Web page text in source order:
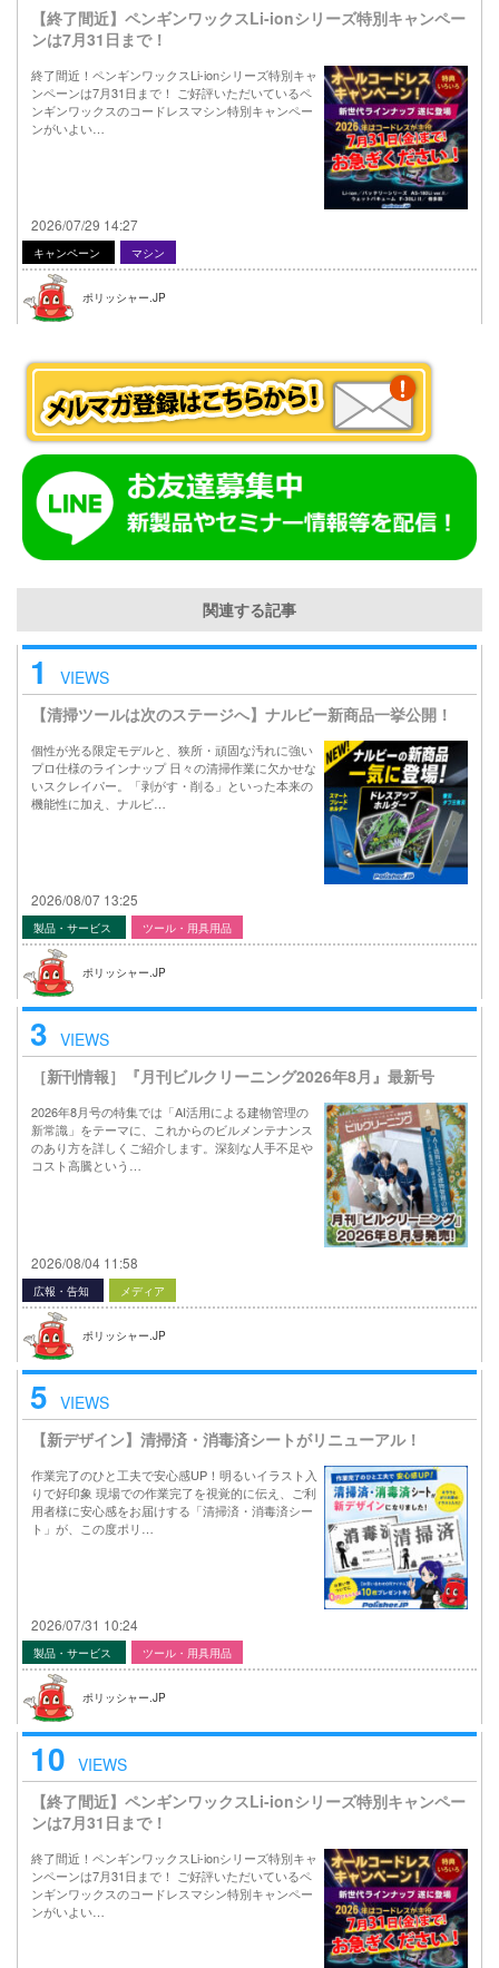
【終了間近】ペンギンワックスLi-ionシリーズ特別キャンペー
ンは7月31日まで！
終了間近！ペンギンワックスLi-ionシリーズ特別キャ
ンペーンは7月31日まで！ ご好評いただいているペ
ンギンワックスのコードレスマシン特別キャンペー
ンがいよい…
2026/07/29 14:27
キャンペーン マシン
ポリッシャー.JP
関連する記事
1
VIEWS
【清掃ツールは次のステージへ】ナルビー新商品一挙公開！
個性が光る限定モデルと、狭所・頑固な汚れに強い
プロ仕様のラインナップ 日々の清掃作業に欠かせな
いスクレイパー。「剥がす・削る」といった本来の
機能性に加え、ナルビ…
2026/08/07 13:25
製品・サービス ツール・用具用品
ポリッシャー.JP
3 VIEWS
［新刊情報］『月刊ビルクリーニング2026年8月』最新号
2026年8月号の特集では「AI活用による建物管理の
新常識」をテーマに、これからのビルメンテナンス
のあり方を詳しくご紹介します。深刻な人手不足や
コスト高騰という…
2026/08/04 11:58
広報・告知 メディア
ポリッシャー.JP
5 VIEWS
【新デザイン】清掃済・消毒済シートがリニューアル！
作業完了のひと工夫で安心感UP！明るいイラスト入
りで好印象 現場での作業完了を視覚的に伝え、ご利
用者様に安心感をお届けする「清掃済・消毒済シー
ト」が、この度ポリ…
2026/07/31 10:24
製品・サービス ツール・用具用品
ポリッシャー.JP
10 VIEWS
【終了間近】ペンギンワックスLi-ionシリーズ特別キャンペー
ンは7月31日まで！
終了間近！ペンギンワックスLi-ionシリーズ特別キャ
ンペーンは7月31日まで！ ご好評いただいているペ
ンギンワックスのコードレスマシン特別キャンペー
ンがいよい…